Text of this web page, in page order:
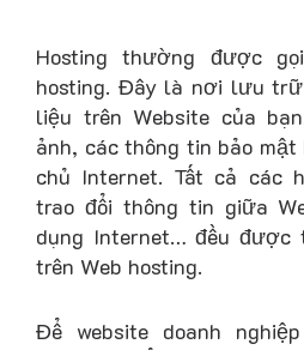
Hosting thường được
hosting. Đây là nơi lưu
liệu trên Website của
ảnh, các thông tin bảo
chủ Internet. Tất cả các
trao đổi thông tin giữa
dụng Internet… đều được
trên Web hosting.
Để website doanh